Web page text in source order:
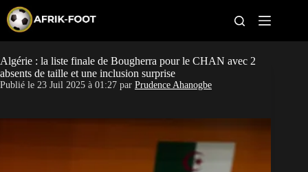
p
o
c
o
t
CAN féminine
Pays
Clubs
Algérie : la liste finale de Bougherra pour le CHAN avec 2
absents de taille et une inclusion surprise
Publié le 23 Juil 2025 à 01:27 par Prudence Ahanogbe